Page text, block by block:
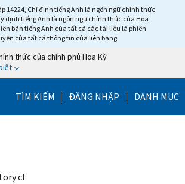
14224, Chỉ định tiếng Anh là ngôn ngữ chính thức
định tiếng Anh là ngôn ngữ chính thức của Hoa
bản tiếng Anh của tất cả các tài liệu là phiên
của tất cả thông tin của liên bang.
thức của chính phủ Hoa Kỳ
TÌM KIẾM ĐĂNG NHẬP DANH MỤC
cl